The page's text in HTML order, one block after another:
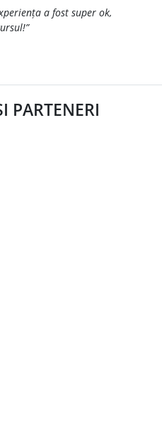
a fost super ok,
PARTENERI